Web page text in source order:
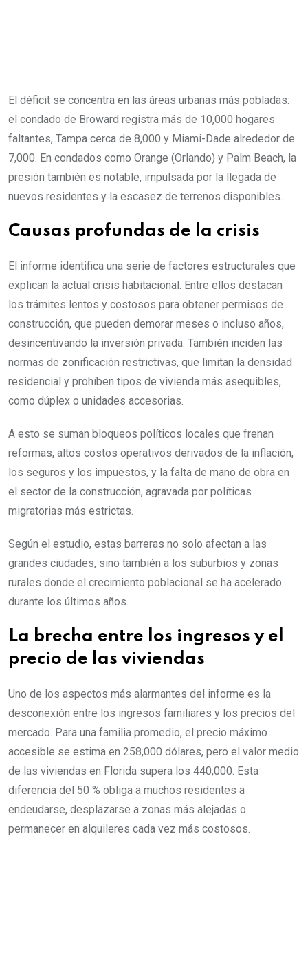
El déficit se concentra en las áreas urbanas más pobladas:
el condado de Broward registra más de 10,000 hogares
faltantes, Tampa cerca de 8,000 y Miami-Dade alrededor de
7,000. En condados como Orange (Orlando) y Palm Beach, la
presión también es notable, impulsada por la llegada de
nuevos residentes y la escasez de terrenos disponibles.
Causas profundas de la crisis
El informe identifica una serie de factores estructurales que
explican la actual crisis habitacional. Entre ellos destacan
los trámites lentos y costosos para obtener permisos de
construcción, que pueden demorar meses o incluso años,
desincentivando la inversión privada. También inciden las
normas de zonificación restrictivas, que limitan la densidad
residencial y prohíben tipos de vivienda más asequibles,
como dúplex o unidades accesorias.
A esto se suman bloqueos políticos locales que frenan
reformas, altos costos operativos derivados de la inflación,
los seguros y los impuestos, y la falta de mano de obra en
el sector de la construcción, agravada por políticas
migratorias más estrictas.
Según el estudio, estas barreras no solo afectan a las
grandes ciudades, sino también a los suburbios y zonas
rurales donde el crecimiento poblacional se ha acelerado
durante los últimos años.
La brecha entre los ingresos y el
precio de las viviendas
Uno de los aspectos más alarmantes del informe es la
desconexión entre los ingresos familiares y los precios del
mercado. Para una familia promedio, el precio máximo
accesible se estima en 258,000 dólares, pero el valor medio
de las viviendas en Florida supera los 440,000. Esta
diferencia del 50 % obliga a muchos residentes a
endeudarse, desplazarse a zonas más alejadas o
permanecer en alquileres cada vez más costosos.